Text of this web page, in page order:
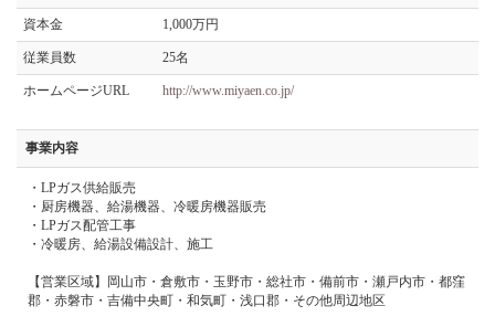
資本金 1,000万円
従業員数 25名
ホームページURL http://www.miyaen.co.jp/
事業内容
・LPガス供給販売
・厨房機器、給湯機器、冷暖房機器販売
・LPガス配管工事
・冷暖房、給湯設備設計、施工
【営業区域】岡山市・倉敷市・玉野市・総社市・備前市・瀬戸内市・都窪
郡・赤磐市・吉備中央町・和気町・浅口郡・その他周辺地区